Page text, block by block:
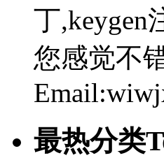
丁,keygen
您感觉不
最热分类